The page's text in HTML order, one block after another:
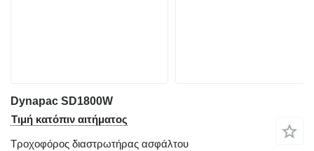
Dynapac SD1800W
Τιμή κατόπιν αιτήματος
Τροχοφόρος διαστρωτήρας ασφάλτου